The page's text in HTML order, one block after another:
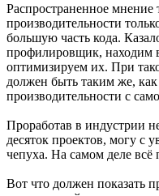
Распространенное мнение
производительности
большую часть кода.
профилировщик, находим
оптимизируем их. При
должен быть таким же,
производительности с
Проработав в индустрии
десяток проектов, могу с
чепуха. На самом деле всё
Вот что должен показать